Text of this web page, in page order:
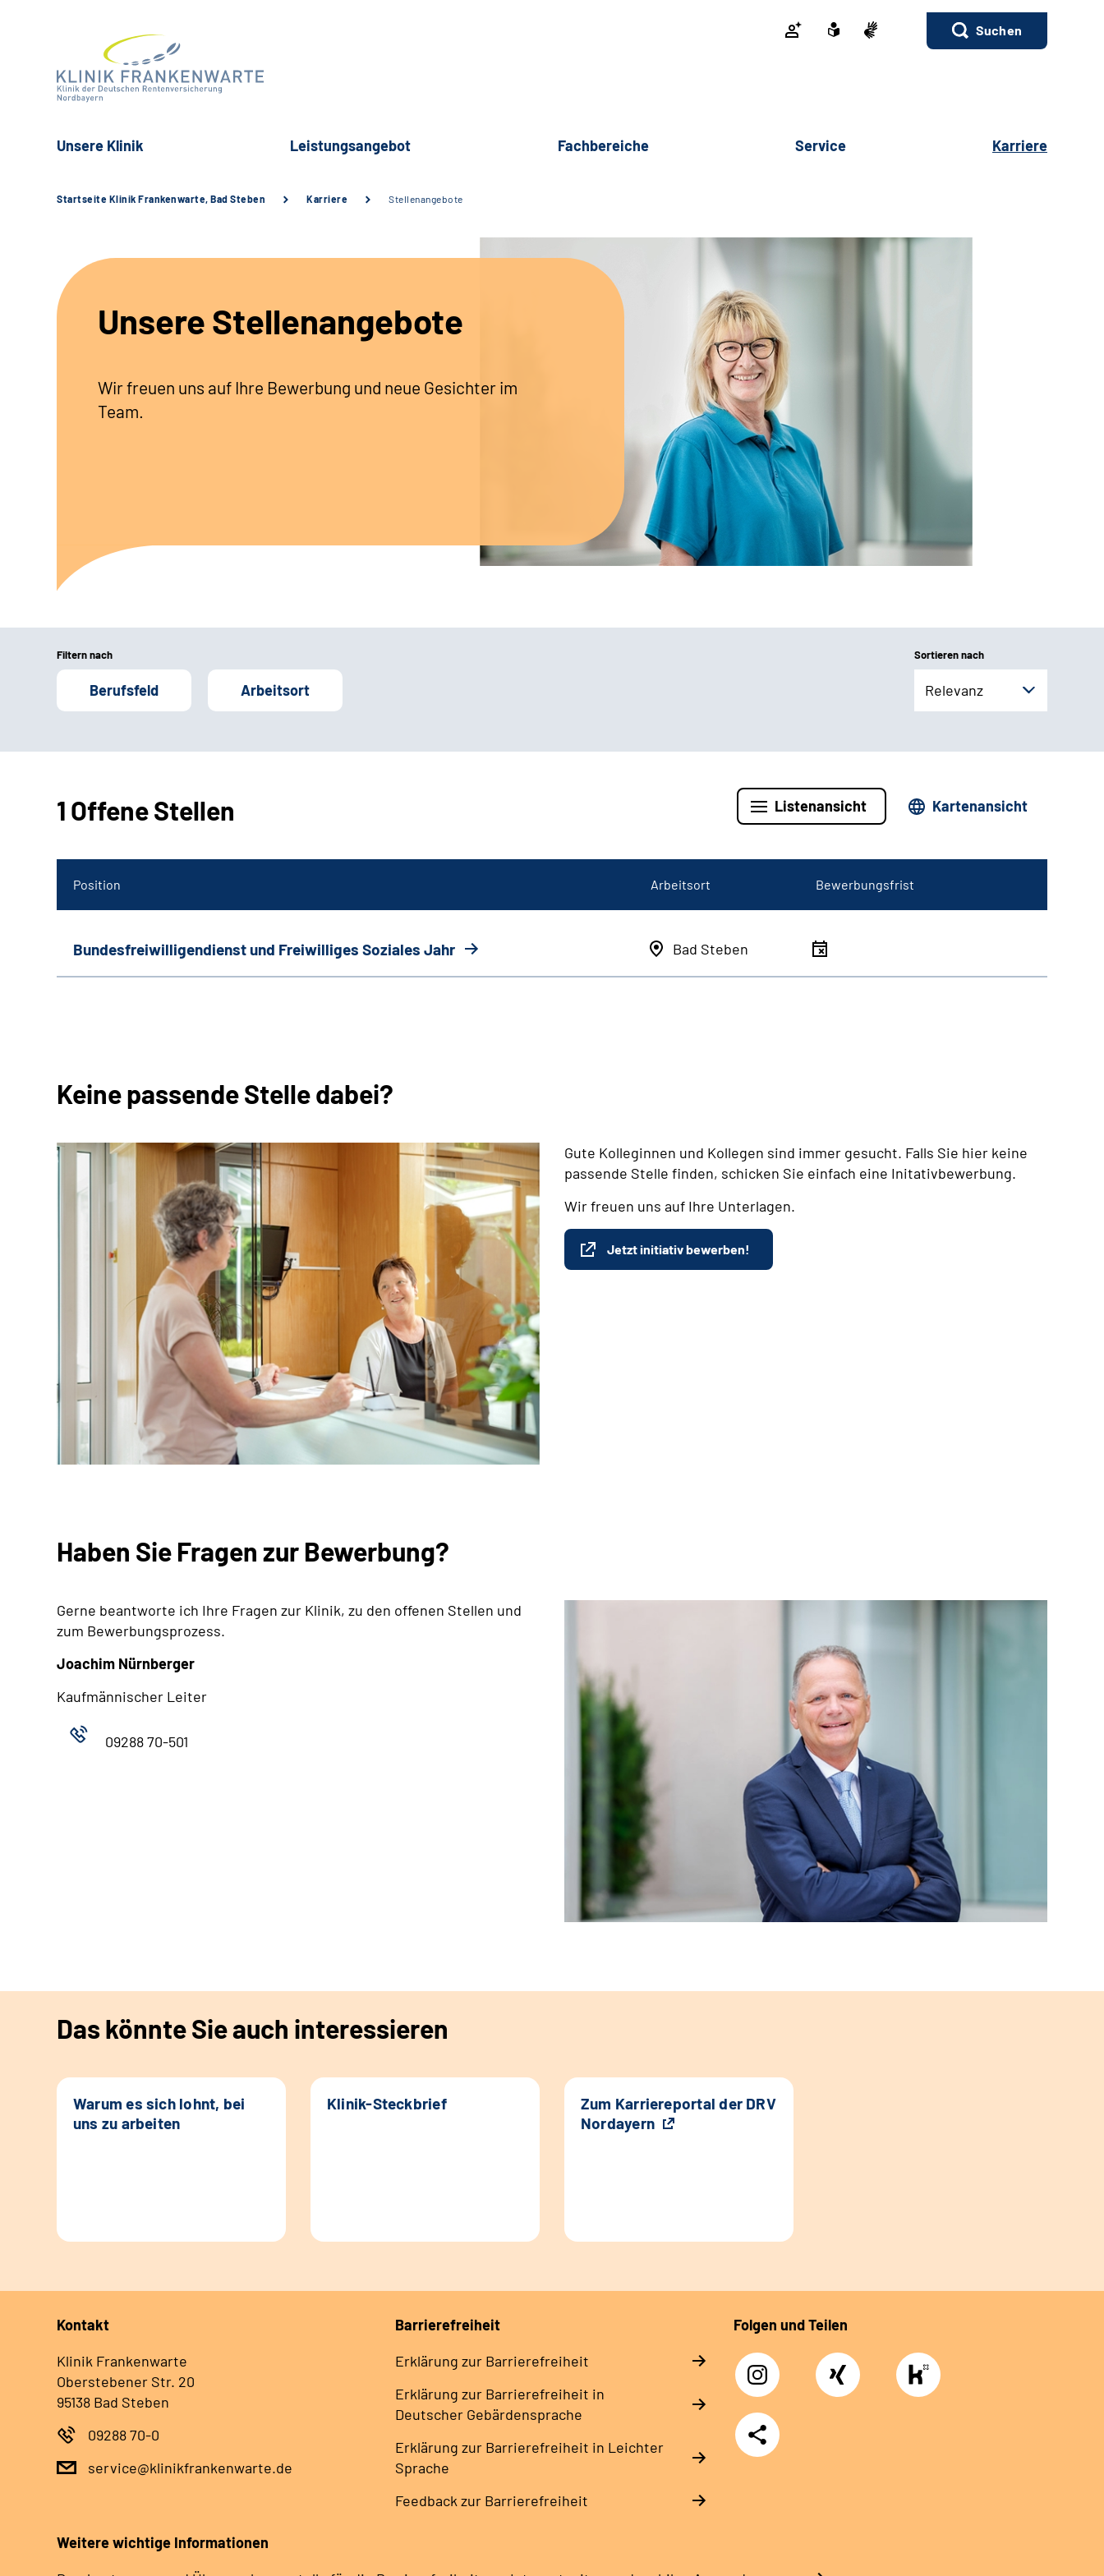
Suchen
Unsere Klinik Leistungsangebot Fachbereiche Service Karriere
Startseite Klinik Frankenwarte, Bad Steben Karriere Stellenangebote
Unsere Stellenangebote
Wir freuen uns auf Ihre Bewerbung und neue Gesichter im
Team.
Filtern nach
Berufsfeld Arbeitsort
Sortieren nach
Relevanz
1 Offene Stellen Listenansicht Kartenansicht
Position Arbeitsort Bewerbungsfrist
Bundesfreiwilligendienst und Freiwilliges Soziales Jahr Bad Steben
Keine passende Stelle dabei?
Gute Kolleginnen und Kollegen sind immer gesucht. Falls Sie hier keine
passende Stelle finden, schicken Sie einfach eine Initativbewerbung.
Wir freuen uns auf Ihre Unterlagen.
Jetzt initiativ bewerben!
Haben Sie Fragen zur Bewerbung?
Gerne beantworte ich Ihre Fragen zur Klinik, zu den offenen Stellen und
zum Bewerbungsprozess.
Joachim Nürnberger
Kaufmännischer Leiter
09288 70-501
Das könnte Sie auch interessieren
Warum es sich lohnt, bei
uns zu arbeiten
Klinik-Steckbrief
Zum Karriereportal der DRV
Nordayern
Kontakt
Klinik Frankenwarte
Oberstebener Str. 20
95138 Bad Steben
09288 70-0
service@klinikfrankenwarte.de
Barrierefreiheit
Erklärung zur Barrierefreiheit
Erklärung zur Barrierefreiheit in
Deutscher Gebärdensprache
Erklärung zur Barrierefreiheit in Leichter
Sprache
Feedback zur Barrierefreiheit
Folgen und Teilen
Instagram Xing
https://www.kununu.com/de/deutsche-
rentenversicherung-
nordbayern6
Teilen
Weitere wichtige Informationen